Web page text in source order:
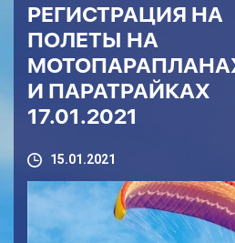
РЕГИСТРАЦИЯ НА
ПОЛЕТЫ НА
И ПАРАТРАЙКАХ
17.01.2021
15.01.2021